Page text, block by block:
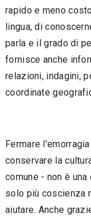
rapido e meno
lingua, di
parla e il grado di
fornisce anche
relazioni, indagini,
coordinate
Fermare
conservare la
comune - non è
solo più coscienza
aiutare. Anche